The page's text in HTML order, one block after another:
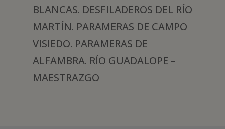
BLANCAS. DESFILADEROS DEL RÍO
MARTÍN. PARAMERAS DE CAMPO
VISIEDO. PARAMERAS DE
ALFAMBRA. RÍO GUADALOPE –
MAESTRAZGO